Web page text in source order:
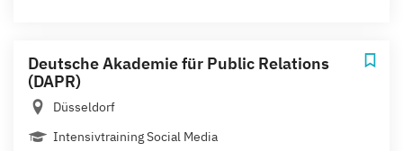
Deutsche Akademie für Public Relations
(DAPR)
Düsseldorf
Intensivtraining Social Media